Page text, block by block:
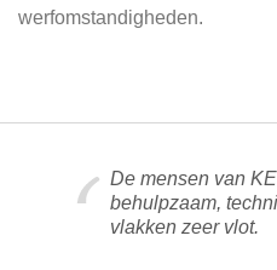
werfomstandigheden.
De mensen van
behulpzaam,
vlakken zeer vlot.